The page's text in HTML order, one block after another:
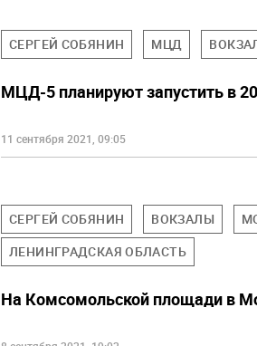
СЕРГЕЙ СОБЯНИН МЦД
МЦД-5 планируют запустить в
11 сентября 2021, 09:05
СЕРГЕЙ СОБЯНИН ВОКЗАЛЫ
ЛЕНИНГРАДСКАЯ ОБЛАСТЬ
На Комсомольской площади в